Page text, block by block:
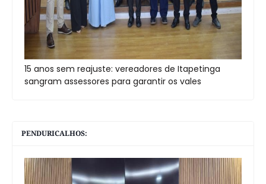
15 anos sem reajuste: vereadores de Itapetinga
sangram assessores para garantir os vales
PENDURICALHOS: